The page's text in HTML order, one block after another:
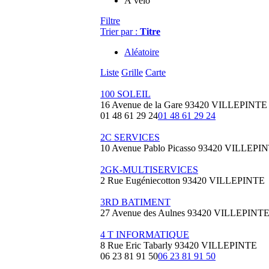
Filtre
Trier par : Titre
Aléatoire
Liste Grille Carte
100 SOLEIL
16 Avenue de la Gare 93420 VILLEPINTE
01 48 61 29 2401 48 61 29 24
2C SERVICES
10 Avenue Pablo Picasso 93420
2GK-MULTISERVICES
2 Rue Eugéniecotton 93420 VILLEPINTE
3RD BATIMENT
27 Avenue des Aulnes 93420 VILLEPINTE
4 T INFORMATIQUE
8 Rue Eric Tabarly 93420 VILLEPINTE
06 23 81 91 5006 23 81 91 50